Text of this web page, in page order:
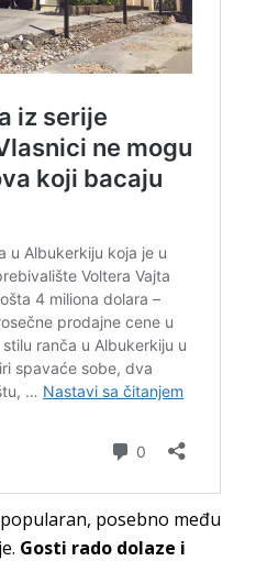
posebno među
Gosti rado dolaze i